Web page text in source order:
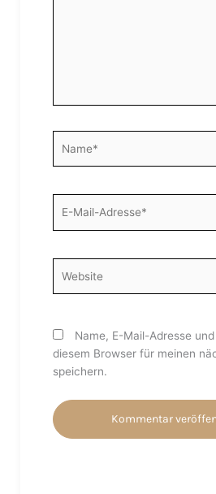
Mail-
Name, E-Mail-Adresse
diesem Browser für meinen
speichern.